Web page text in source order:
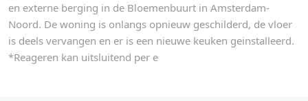
en externe berging in de Bloemenbuurt in Amsterdam-
Noord. De woning is onlangs opnieuw geschilderd, de vloer
is deels vervangen en er is een nieuwe keuken geinstalleerd.
*Reageren kan uitsluitend per e